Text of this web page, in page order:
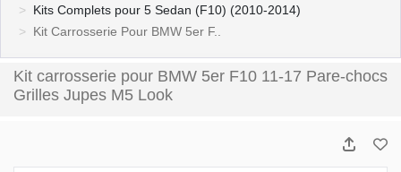
Kits Complets pour 5 Sedan (F10) (2010-2014)
Kit Carrosserie Pour BMW 5er F..
Kit carrosserie pour BMW 5er F10 11-17 Pare-chocs
Grilles Jupes M5 Look